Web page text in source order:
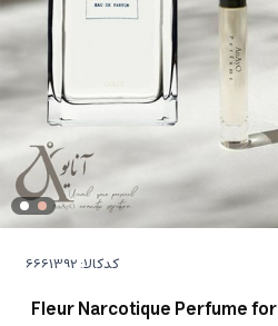
کدکالا:
عطر گرمی فلورر ناارکوتیک | Fleur Narcotique Perfume for